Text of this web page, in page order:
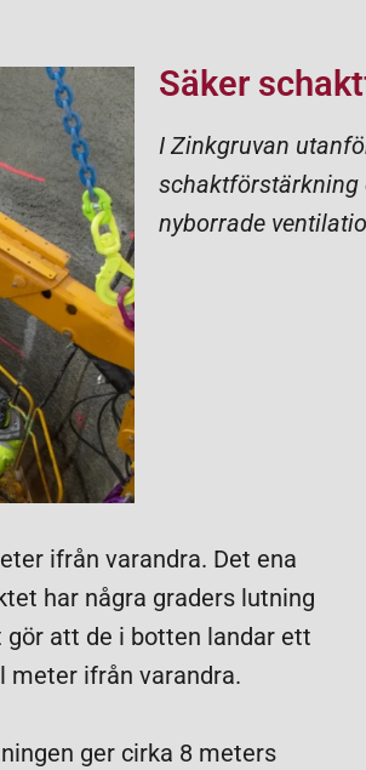
Säker
I Zinkgruvan
schaktförstärkning
nyborrade
ifrån varandra. Det ena
har några graders lutning
gör att de i botten landar ett
meter ifrån varandra.
ger cirka 8 meters